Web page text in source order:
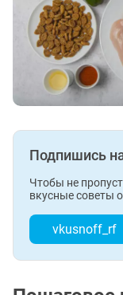
Подпишись
Чтобы не
вкусные советы
vkusnoff_rf